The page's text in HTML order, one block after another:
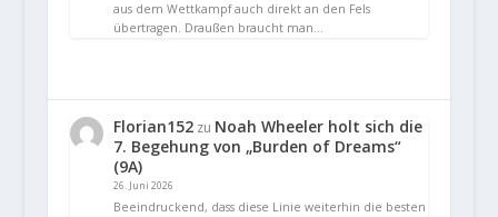
aus dem Wettkampf auch direkt an den Fels
übertragen. Draußen braucht man…
Florian152zu Noah Wheeler holt sich die
7. Begehung von „Burden of Dreams“
(9A)
26. Juni 2026
Beeindruckend, dass diese Linie weiterhin die besten